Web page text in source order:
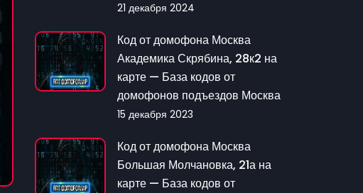
21 декабря 2024
Код от домофона Москва
Академика Скрябина, 28к2 на
карте — База кодов от
домофонов подъездов Москва
15 декабря 2023
Код от домофона Москва
Большая Молчановка, 21а на
карте — База кодов от